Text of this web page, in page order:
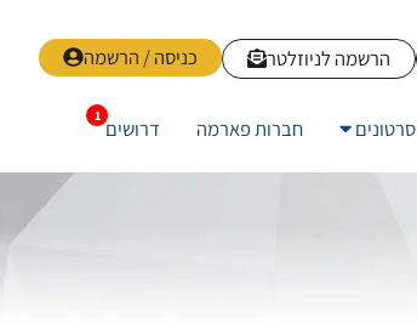
כניסה / הרשמה הרשמה לניוזלטר
סרטונים חברות פארמה דרושים